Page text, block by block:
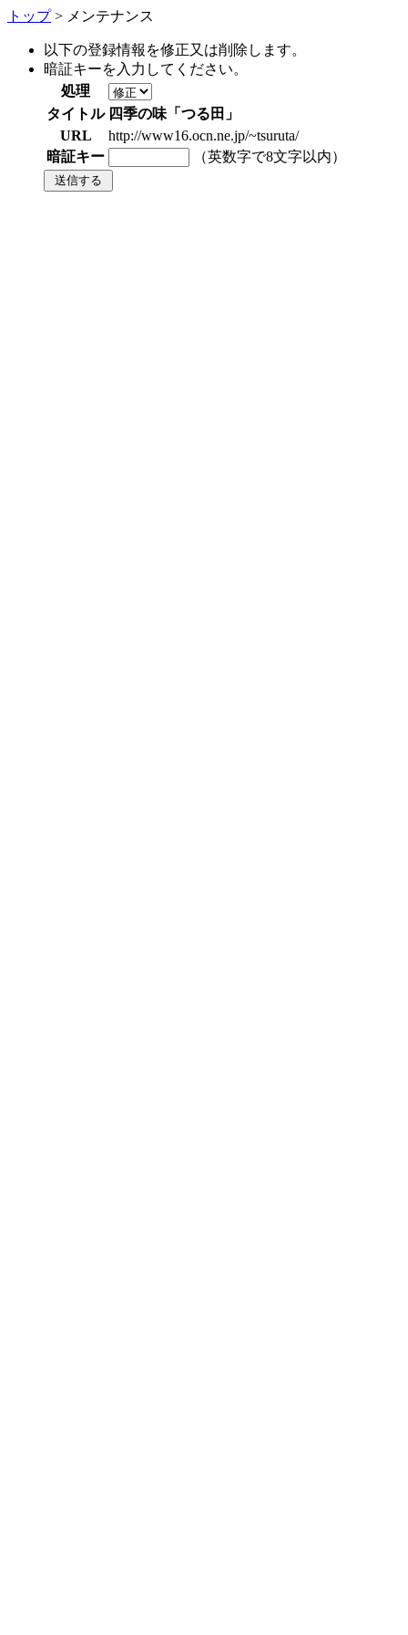
トップ> メンテナンス
以下の登録情報を修正又は削除します。
暗証キーを入力してください。
処理
タイトル 四季の味「つる田」
URL
http://www16.ocn.ne.jp/~tsuruta/
暗証キー
（英数字で8文字以内）